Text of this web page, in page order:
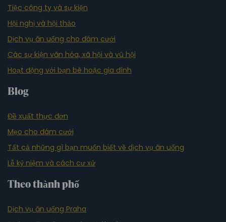
Tiệc công ty và sự kiện
Hội nghị và hội thảo
Dịch vụ ăn uống cho đám cưới
Các sự kiện văn hóa, xã hội và vũ hội
Hoạt động với bạn bè hoặc gia đình
Blog
Đề xuất thực đơn
Mẹo cho đám cưới
Tất cả những gì bạn muốn biết về dịch vụ ăn uống
Lễ kỷ niệm và cách cư xử
Theo thành phố
Dịch vụ ăn uống Praha